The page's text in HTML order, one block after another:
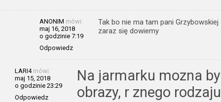
ANONIM mówi:
maj 16, 2018
o godzinie 7:19
Odpowiedz
Tak bo nie ma tam pani
zaraz się dowiemy
LARI4mówi:
maj 15, 2018
o godzinie 23:29
Odpowiedz
Na jarmarku mozna
obrazy, r znego